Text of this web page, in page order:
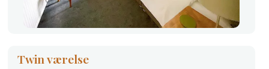
Twin værelse